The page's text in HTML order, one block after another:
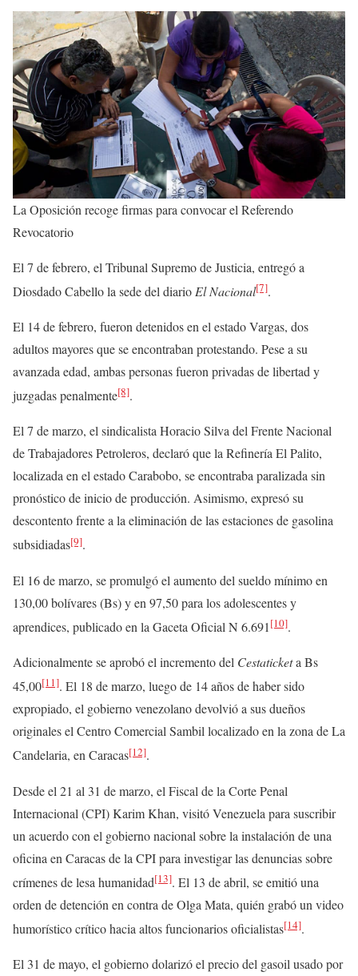
La Oposición recoge firmas para convocar el Referendo
Revocatorio
El 7 de febrero, el Tribunal Supremo de Justicia, entregó a
Diosdado Cabello la sede del diario El Nacional[7].
El 14 de febrero, fueron detenidos en el estado Vargas, dos
adultos mayores que se encontraban protestando. Pese a su
avanzada edad, ambas personas fueron privadas de libertad y
juzgadas penalmente[8].
El 7 de marzo, el sindicalista Horacio Silva del Frente Nacional
de Trabajadores Petroleros, declaró que la Refinería El Palito,
localizada en el estado Carabobo, se encontraba paralizada sin
pronóstico de inicio de producción. Asimismo, expresó su
descontento frente a la eliminación de las estaciones de gasolina
subsidiadas[9].
El 16 de marzo, se promulgó el aumento del sueldo mínimo en
130,00 bolívares (Bs) y en 97,50 para los adolescentes y
aprendices, publicado en la Gaceta Oficial N 6.691 [10].
Adicionalmente se aprobó el incremento del Cestaticketa Bs
45,00[11]. El 18 de marzo, luego de 14 años de haber sido
expropiado, el gobierno venezolano devolvió a sus dueños
originales el Centro Comercial Sambil localizado en la zona de La
Candelaria, en Caracas[12].
Desde el 21 al 31 de marzo, el Fiscal de la Corte Penal
Internacional (CPI) Karim Khan, visitó Venezuela para suscribir
un acuerdo con el gobierno nacional sobre la instalación de una
oficina en Caracas de la CPI para investigar las denuncias sobre
crímenes de lesa humanidad[13]. El 13 de abril, se emitió una
orden de detención en contra de Olga Mata, quién grabó un video
humorístico crítico hacia altos funcionarios oficialistas[14].
El 31 de mayo, el gobierno dolarizó el precio del gasoil usado por